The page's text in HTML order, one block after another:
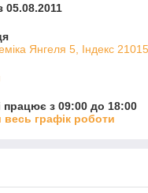
05.08.2011
Янгеля 5, Індекс
працює з 09:00 до 18:00
весь графік роботи